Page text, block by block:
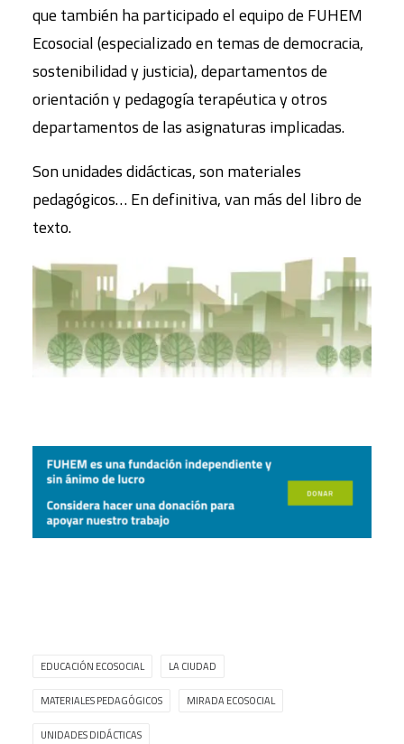
que también ha participado el equipo de FUHEM
Ecosocial (especializado en temas de democracia,
sostenibilidad y justicia), departamentos de
orientación y pedagogía terapéutica y otros
departamentos de las asignaturas implicadas.
Son unidades didácticas, son materiales
pedagógicos…En definitiva, van más del libro de
texto.
EDUCACIÓN ECOSOCIAL LA CIUDAD
MATERIALES PEDAGÓGICOS MIRADA ECOSOCIAL
UNIDADES DIDÁCTICAS